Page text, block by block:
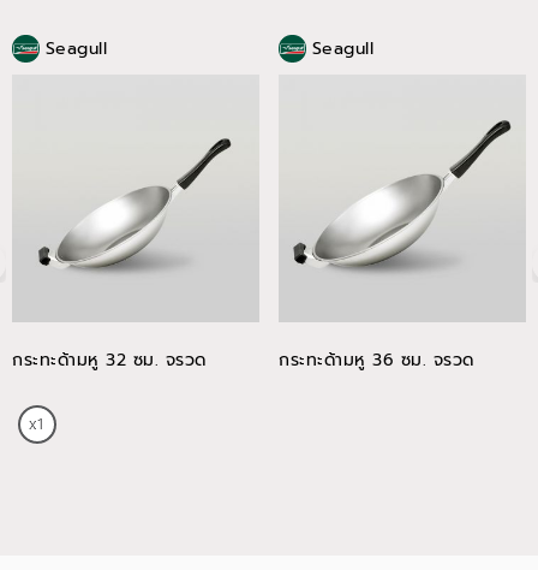
Seagull
กระทะด้ามหู 32 ซม. จรวด
Seagull
กระทะด้ามหู 36 ซม. จรวด